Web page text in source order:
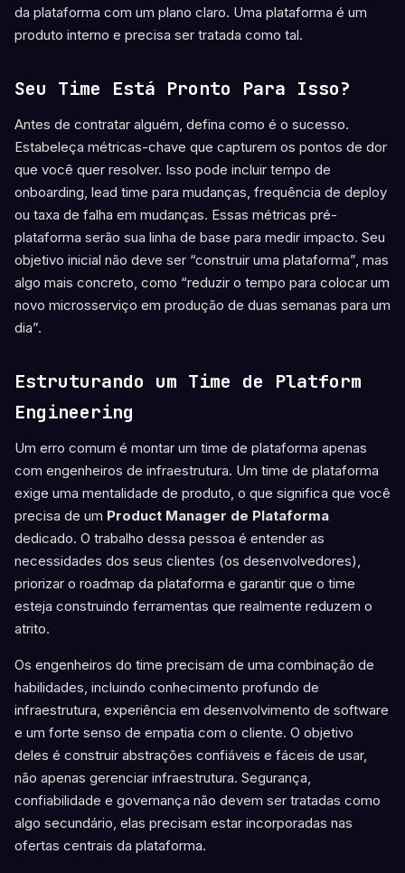
da plataforma com um plano claro. Uma plataforma é um
produto interno e precisa ser tratada como tal.
Seu Time Está Pronto Para Isso?
Antes de contratar alguém, defina como é o sucesso.
Estabeleça métricas-chave que capturem os pontos de dor
que você quer resolver. Isso pode incluir tempo de
onboarding, lead time para mudanças, frequência de deploy
ou taxa de falha em mudanças. Essas métricas pré-
plataforma serão sua linha de base para medir impacto. Seu
objetivo inicial não deve ser “construir uma plataforma”, mas
algo mais concreto, como “reduzir o tempo para colocar um
novo microsserviço em produção de duas semanas para um
dia”.
Estruturando um Time de Platform
Engineering
Um erro comum é montar um time de plataforma apenas
com engenheiros de infraestrutura. Um time de plataforma
exige uma mentalidade de produto, o que significa que você
precisa de um Product Manager de Plataforma
dedicado. O trabalho dessa pessoa é entender as
necessidades dos seus clientes (os desenvolvedores),
priorizar o roadmap da plataforma e garantir que o time
esteja construindo ferramentas que realmente reduzem o
atrito.
Os engenheiros do time precisam de uma combinação de
habilidades, incluindo conhecimento profundo de
infraestrutura, experiência em desenvolvimento de software
e um forte senso de empatia com o cliente. O objetivo
deles é construir abstrações confiáveis e fáceis de usar,
não apenas gerenciar infraestrutura. Segurança,
confiabilidade e governança não devem ser tratadas como
algo secundário, elas precisam estar incorporadas nas
ofertas centrais da plataforma.